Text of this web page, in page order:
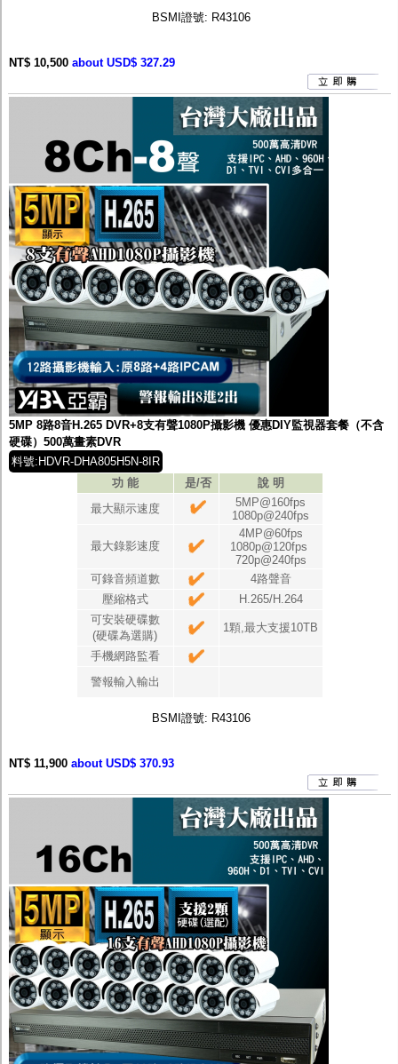
BSMI證號: R43106
NT$ 10,500 about USD$ 327.29
5MP 8路8音H.265 DVR+8支有聲1080P攝影機 優惠DIY監視器套餐（不含
硬碟）500萬畫素DVR
料號:HDVR-DHA805H5N-8IR
功 能
是/否
說 明
最大顯示速度
5MP@160fps
1080p@240fps
最大錄影速度
4MP@60fps
1080p@120fps
720p@240fps
可錄音頻道數
4路聲音
壓縮格式
H.265/H.264
可安裝硬碟數
(硬碟為選購)
1顆,最大支援10TB
手機網路監看
警報輸入輸出
BSMI證號: R43106
NT$ 11,900 about USD$ 370.93